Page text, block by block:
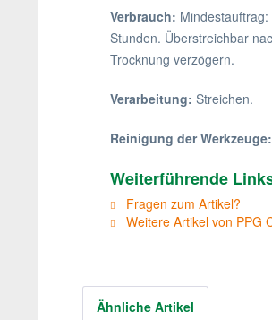
Verbrauch:
Stunden. Überstreichbar
Trocknung verzögern.
Verarbeitung: Streichen.
Reinigung der Werkzeuge:
Weiterführende
Fragen zum Artikel?
Weitere Artikel von PPG
Ähnliche Artikel